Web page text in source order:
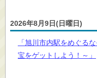
2026年8月9日(日曜日)
「旭川市内駅をめぐる
宝をゲットしよう！～」